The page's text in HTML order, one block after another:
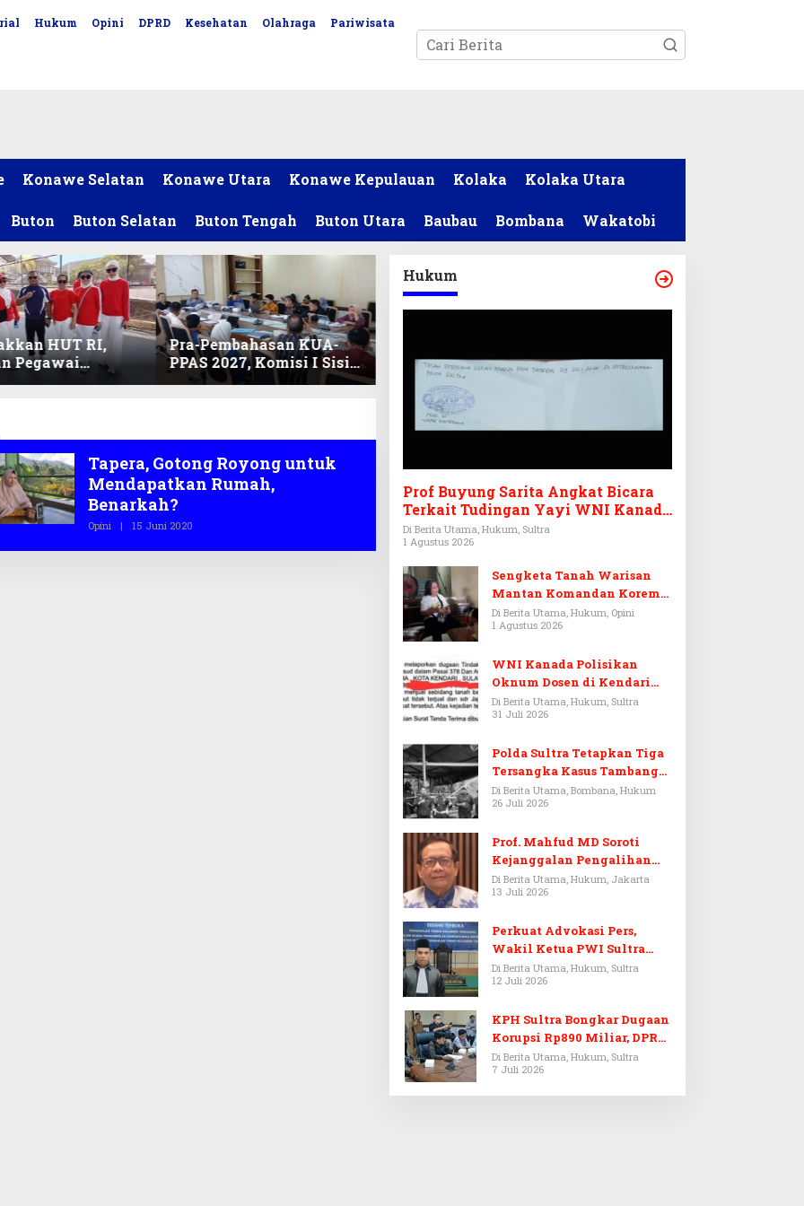
Hukum Opini DPRD Kesehatan Olahraga Pariwisata
Konawe Selatan Konawe Utara Konawe Kepulauan Kolaka Kolaka Utara
Buton Buton Selatan Buton Tengah Buton Utara Baubau Bombana Wakatobi
HUT RI,
Pegawai
DPRD Sultra
Pra-Pembahasan KUA-
PPAS 2027, Komisi I Sisir
Program Prioritas
Tapera, Gotong Royong untuk
Mendapatkan Rumah,
Benarkah?
Opini | 15 Juni 2020
E
Hukum
Prof Buyung Sarita Angkat Bicara
Terkait Tudingan Yayi WNI Kanada
Ditagih Utang Rp3,6 Miliar
Di Berita Utama, Hukum, Sultra
1 Agustus 2026
Sengketa Tanah Warisan
Mantan Komandan Korem
143/HO, Ketika Warisan
Menjadi Arena Pemerasan
Di Berita Utama, Hukum, Opini
1 Agustus 2026
WNI Kanada Polisikan
Oknum Dosen di Kendari
Terkait Aset Puluhan Miliar
Di Berita Utama, Hukum, Sultra
31 Juli 2026
Polda Sultra Tetapkan Tiga
Tersangka Kasus Tambang
Emas Ilegal di Bombana
Di Berita Utama, Bombana, Hukum
26 Juli 2026
Prof. Mahfud MD Soroti
Kejanggalan Pengalihan
Penyelidikan Tersangka
Febrie Adriansyah
Di Berita Utama, Hukum, Jakarta
13 Juli 2026
Perkuat Advokasi Pers,
Wakil Ketua PWI Sultra
Resmi Dilantik Menjadi
Advokat PERADI
Di Berita Utama, Hukum, Sultra
12 Juli 2026
KPH Sultra Bongkar Dugaan
Korupsi Rp890 Miliar, DPRD
Sultra Gelar RDP
Di Berita Utama, Hukum, Sultra
7 Juli 2026